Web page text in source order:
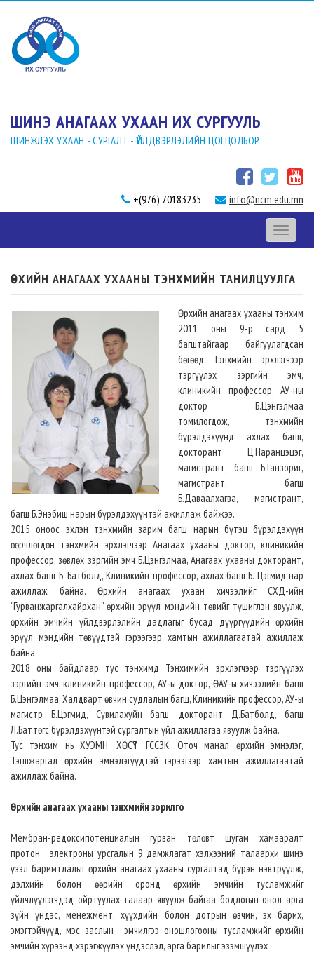
ШИНЭ АНАГААХ УХААН ИХ СУРГУУЛЬ
ШИНЖЛЭХ УХААН - СУРГАЛТ - ҮЙЛДВЭРЛЭЛИЙН ЦОГЦОЛБОР
+(976) 70183235 info@ncm.edu.mn
Toggle
ӨРХИЙН АНАГААХ УХААНЫ ТЭНХМИЙН ТАНИЛЦУУЛГА
Өрхийн анагаах ухааны тэнхим
2011 оны 9-р сард 5
багштайгаар байгуулагдсан
бөгөөд Тэнхмийн эрхлэгчээр
тэргүүлэх зэргийн эмч,
клиникийн профессор, АУ-ны
доктор Б.Цэнгэлмаа
томилогдож, тэнхмийн
бүрэлдэхүүнд ахлах багш,
докторант Ц.Наранцэцэг,
магистрант, багш Б.Ганзориг,
магистрант, багш
Б.Даваалхагва, магистрант,
багш Б.Энэбиш нарын бүрэлдэхүүнтэй ажиллаж байжээ.
2015 оноос эхлэн тэнхмийн зарим багш нарын бүтэц бүрэлдэхүүн
өөрчлөгдөн тэнхмийн эрхлэгчээр Анагаах ухааны доктор, клиникийн
профессор, зөвлөх зэргийн эмч Б.Цэнгэлмаа, Анагаах ухааны докторант,
ахлах багш Б. Батболд, Клиникийн профессор, ахлах багш Б. Цэгмид нар
ажиллаж байна. Өрхийн анагаах ухаан хичээлийг СХД-ийн
“Гурванжаргалхайрхан” өрхийн эрүүл мэндийн төвийг түшиглэн явуулж,
өрхийн эмчийн үйлдвэрлэлийн дадлагыг бусад дүүргүүдийн өрхийн
эрүүл мэндийн төвүүдтэй гэрээгээр хамтын ажиллагаатай ажиллаж
байна.
2018 оны байдлаар тус тэнхимд Тэнхимийн эрхлэгчээр тэргүүлэх
зэргийн эмч, клиникийн профессор, АУ-ы доктор, ӨАУ-ы хичээлийн багш
Б.Цэнгэлмаа, Халдварт өвчин судлалын багш, Клиникийн профессор, АУ-ы
магистр Б.Цэгмид, Сувилахуйн багш, докторант Д.Батболд, багш
Л.Баттөгс бүрэлдэхүүнтэй сургалтын үйл ажиллагаа явуулж байна.
Тус тэнхим нь ХУЭМН, ХӨСҮТ, ГССЗК, Оточ манал өрхийн эмнэлэг,
Тэгшжаргал өрхийн эмнэлэгүүдтэй гэрээгээр хамтын ажиллагаатай
ажиллаж байна.
Өрхийн анагаах ухааны тэнхмийн зорилго
Мембран-редоксипотенциалын гурван төлөвт шугам хамааралт
протон, электроны урсгалын 9 дамжлагат хэлхээний талаархи шинэ
үзэл баримтлалыг өрхийн анагаах ухааны сургалтад бүрэн нэвтрүүлж,
дэлхийн болон өөрийн оронд өрхийн эмчийн тусламжийг
үйлчлүүлэгчдэд ойртуулах талаар явуулж байгаа бодлогын онол арга
зүйн үндэс, менежмент, хүүхдийн болон дотрын өвчин, эх барих,
эмэгтэйчүүд, мэс заслын эмчилгээ оношлогооны тусламжийг өрхийн
эмчийн хүрээнд хэрэгжүүлэх үндэслэл, арга барилыг эзэмшүүлэх